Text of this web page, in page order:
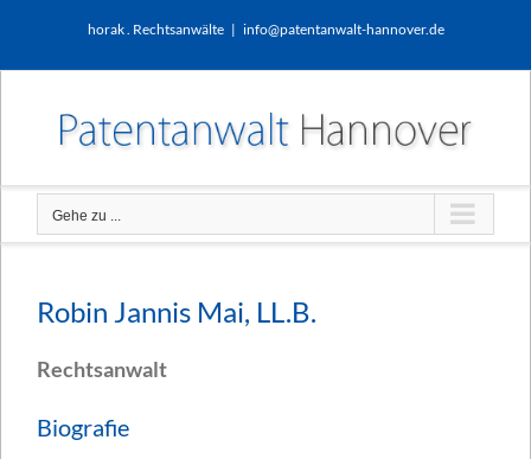
horak . Rechtsanwälte | info@patentanwalt-hannover.de
Gehe zu ...
Robin Jannis Mai, LL.B.
Rechtsanwalt
Biografie